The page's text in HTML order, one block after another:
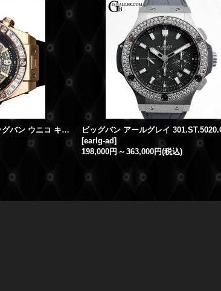
ウブロアフターダイヤ | ビッグバン ウニコ キングゴールド バゲットダイヤ 411.OX.1180.RX HUBLOT時計
[earlg-ad]
198,000円 ～ 363,000円(税込)